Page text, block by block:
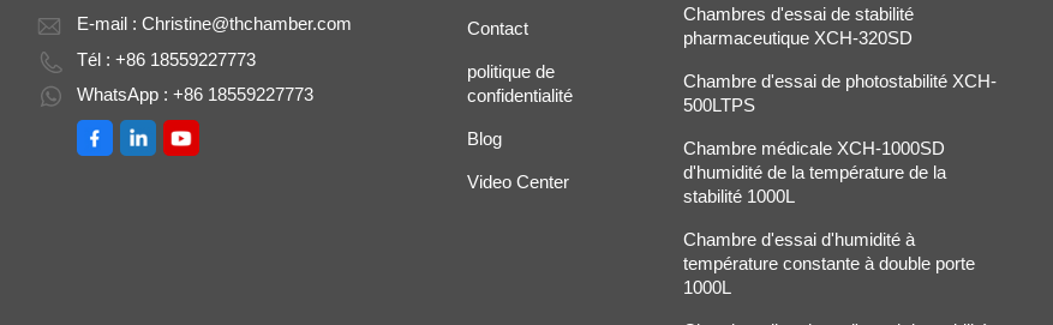
E-mail :Christine@thchamber.com
Tél : +86 18559227773
WhatsApp : +86 18559227773
Contact
politique de
confidentialité
Blog
Video Center
Chambres d'essai de stabilité
pharmaceutique XCH-320SD
Chambre d'essai de photostabilité XCH-
500LTPS
Chambre médicale XCH-1000SD
d'humidité de la température de la
stabilité 1000L
Chambre d'essai d'humidité à
température constante à double porte
1000L